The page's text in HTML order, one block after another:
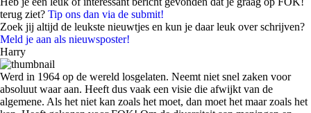
terug ziet? Tip ons dan via de submit!
Zoek jij altijd de leukste nieuwtjes en kun je daar leuk over schrijven?
Meld je aan als nieuwsposter!
Harry
Werd in 1964 op de wereld losgelaten. Neemt niet snel zaken voor
absoluut waar aan. Heeft dus vaak een visie die afwijkt van de
algemene. Als het niet kan zoals het moet, dan moet het maar zoals het